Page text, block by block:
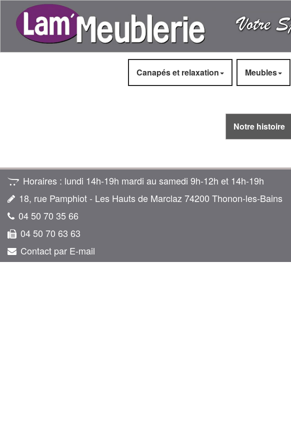
Canapés et relaxation Meubles
Notre histoire
Horaires : lundi 14h-19h mardi au samedi 9h‑12h et 14h‑19h
18, rue Pamphiot - Les Hauts de Marclaz 74200 Thonon‑les‑Bains
04 50 70 35 66
04 50 70 63 63
Contact par E-mail